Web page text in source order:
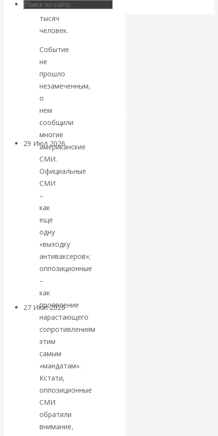
Искусственный
интеллект —
революционный
переход к
посткапитализму
29 Июл 2026
финансовая олигархия
Валентин
Катасонов.
«Мировые
ростовщики»:
вчера и сегодня
27 Июл 2026Мировая
валютная система
Валентин
КАтасонов.
«МЕТОД
ОТМЫВАНИЯ
35
тысяч
человек.
Событие
не
прошло
незамеченным,
о
нем
сообщили
многие
американские
СМИ.
Официальные
СМИ
–
как
еще
одну
«выходку
антиваксеров»;
оппозиционные
–
как
проявление
нарастающего
сопротивлениям
этим
самым
«мандатам».
Кстати,
оппозиционные
СМИ
обратили
внимание,